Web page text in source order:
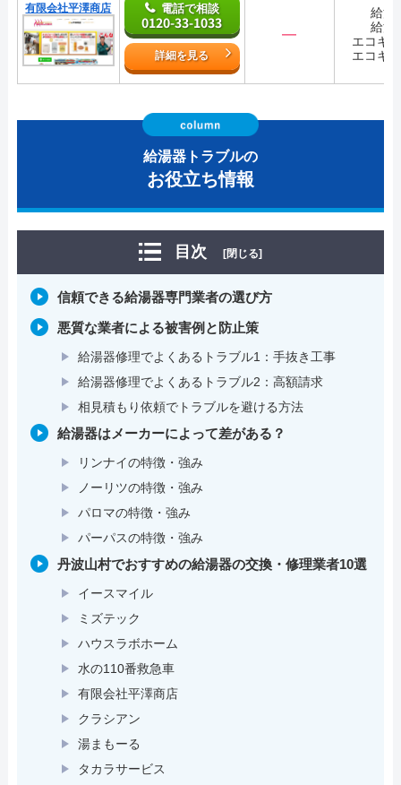
有限会社平澤商店 電話で相談
0120-33-1033
詳細を見る
―
給湯
給湯
エコキ
エコキ
給湯器トラブルの
お役立ち情報
目次 [閉じる]
信頼できる給湯器専門業者の選び方
悪質な業者による被害例と防止策
給湯器修理でよくあるトラブル1：手抜き工事
給湯器修理でよくあるトラブル2：高額請求
相見積もり依頼でトラブルを避ける方法
給湯器はメーカーによって差がある？
リンナイの特徴・強み
ノーリツの特徴・強み
パロマの特徴・強み
パーパスの特徴・強み
丹波山村でおすすめの給湯器の交換・修理業者10選
イースマイル
ミズテック
ハウスラボホーム
水の110番救急車
有限会社平澤商店
クラシアン
湯まもーる
タカラサービス